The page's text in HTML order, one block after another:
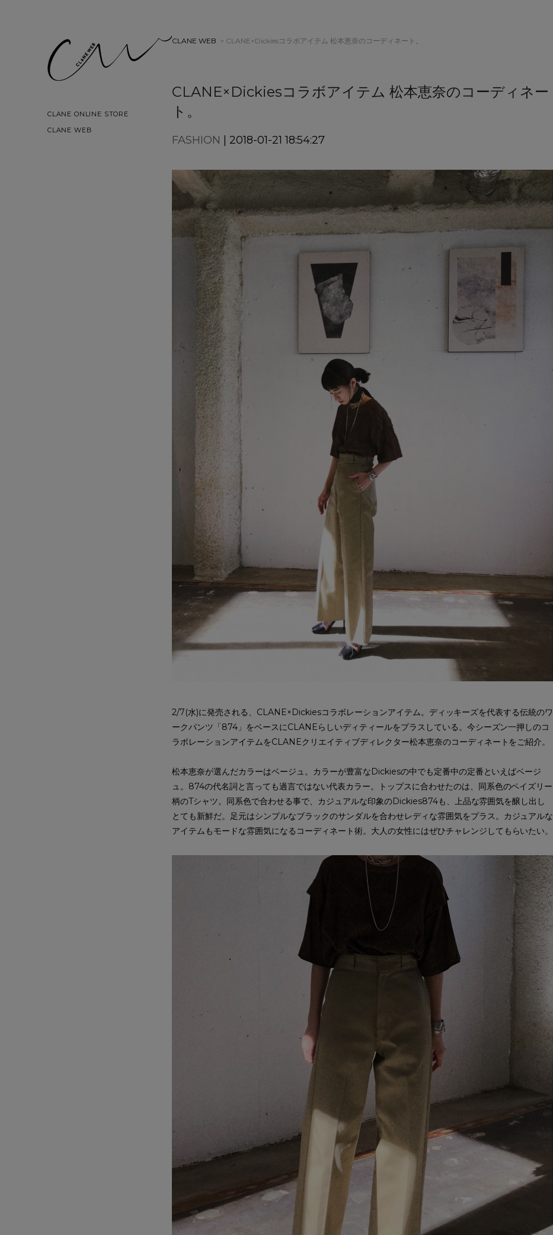
CLANE ONLINE STORE
CLANE WEB
CLANE WEB > CLANE×Dickiesコラボアイテム 松本恵奈のコーディネート。
CLANE×Dickiesコラボアイテム 松本恵奈のコーディネー
ト。
FASHION | 2018-01-21 18:54:27
2/7(水)に発売される、CLANE×Dickiesコラボレーションアイテム。ディッキーズを代表する伝統のワ
ークパンツ「874」をベースにCLANEらしいディティールをプラスしている。今シーズン一押しのコ
ラボレーションアイテムをCLANEクリエイティブディレクター松本恵奈のコーディネートをご紹介。
松本恵奈が選んだカラーはベージュ。カラーが豊富なDickiesの中でも定番中の定番といえばベージ
ュ。874の代名詞と言っても過言ではない代表カラー。トップスに合わせたのは、同系色のペイズリー
柄のTシャツ。同系色で合わせる事で、カジュアルな印象のDickies874も、上品な雰囲気を醸し出し
とても新鮮だ。足元はシンプルなブラックのサンダルを合わせレディな雰囲気をプラス。カジュアルな
アイテムもモードな雰囲気になるコーディネート術。大人の女性にはぜひチャレンジしてもらいたい。